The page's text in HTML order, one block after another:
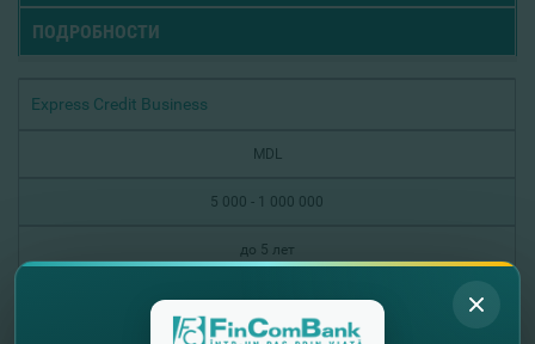
ПОДРОБНОСТИ
Express Credit Business
MDL
5 000 - 1 000 000
до 5 лет
без залога